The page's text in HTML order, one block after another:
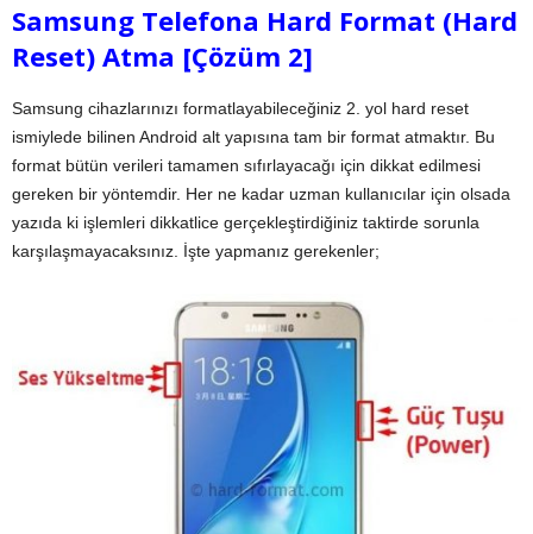
Samsung Telefona Hard Format (Hard
Reset) Atma [Çözüm 2]
Samsung cihazlarınızı formatlayabileceğiniz 2. yol hard reset
ismiylede bilinen Android alt yapısına tam bir format atmaktır. Bu
format bütün verileri tamamen sıfırlayacağı için dikkat edilmesi
gereken bir yöntemdir. Her ne kadar uzman kullanıcılar için olsada
yazıda ki işlemleri dikkatlice gerçekleştirdiğiniz taktirde sorunla
karşılaşmayacaksınız. İşte yapmanız gerekenler;